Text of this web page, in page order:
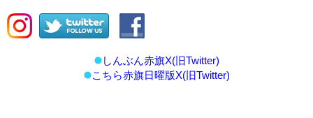
しんぶん赤旗X(旧Twitter)
こちら赤旗日曜版X(旧Twitter)